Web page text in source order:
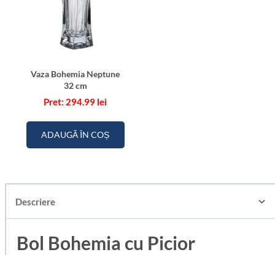
Vaza Bohemia Neptune
32 cm
294.99 lei
ADAUGĂ ÎN COȘ
Descriere
Bol Bohemia cu Picior